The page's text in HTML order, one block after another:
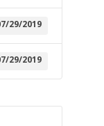
29/2019
29/2019